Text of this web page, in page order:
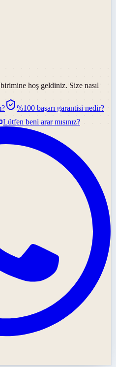
birimine hoş geldiniz. Size nasıl
%100 başarı garantisi nedir?
Lütfen beni arar mısınız?